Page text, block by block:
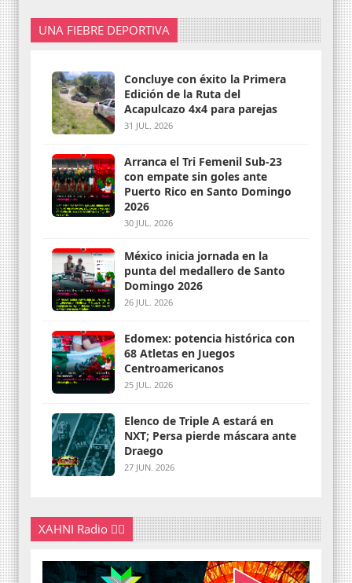
UNA FIEBRE DEPORTIVA
Concluye con éxito la Primera
Edición de la Ruta del
Acapulcazo 4x4 para parejas
31 JUL. 2026
Arranca el Tri Femenil Sub-23
con empate sin goles ante
Puerto Rico en Santo Domingo
2026
30 JUL. 2026
México inicia jornada en la
punta del medallero de Santo
Domingo 2026
26 JUL. 2026
Edomex: potencia histórica con
68 Atletas en Juegos
Centroamericanos
25 JUL. 2026
Elenco de Triple A estará en
NXT; Persa pierde máscara ante
Draego
27 JUN. 2026
XAHNI Radio 👇🏽